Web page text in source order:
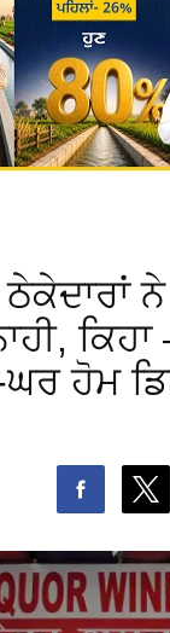
ਠੇਕੇਦਾਰਾਂ
ਹੋਮ